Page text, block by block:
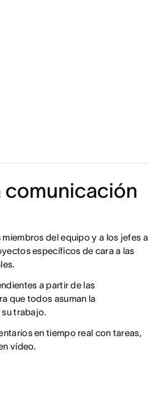
comunicación
del equipo y a los jefes a
específicos de cara a las
a partir de las
que todos asuman la
trabajo.
en tiempo real con tareas,
vídeo.